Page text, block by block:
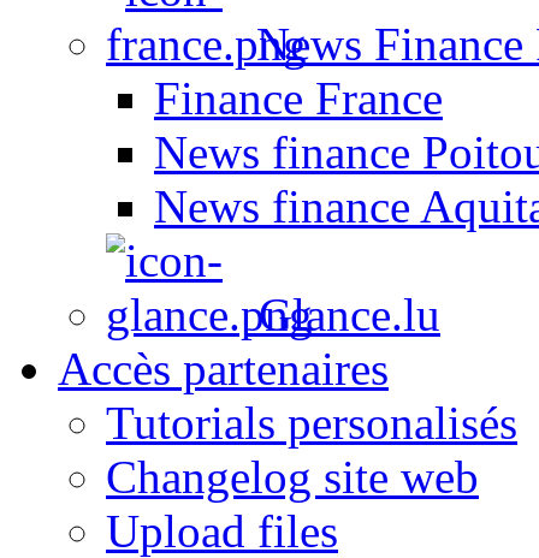
News Finance
Finance France
News finance
News finance
Glance.lu
Accès partenaires
Tutorials personalisés
Changelog site web
Upload files